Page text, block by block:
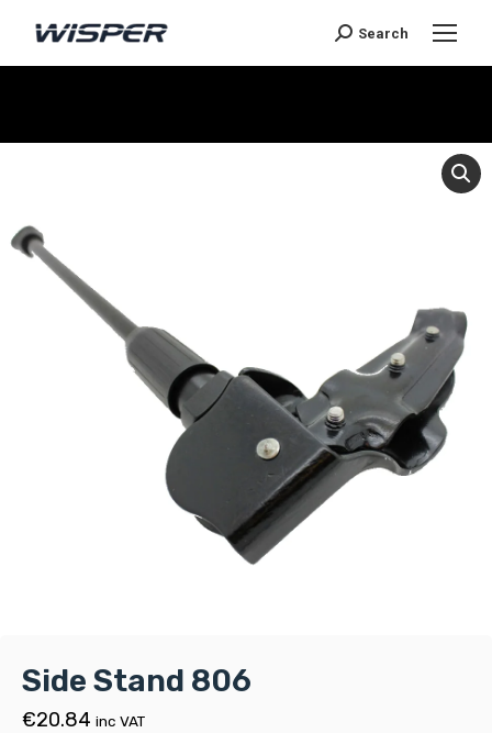
Search
Side Stand 806
€20.84 inc VAT